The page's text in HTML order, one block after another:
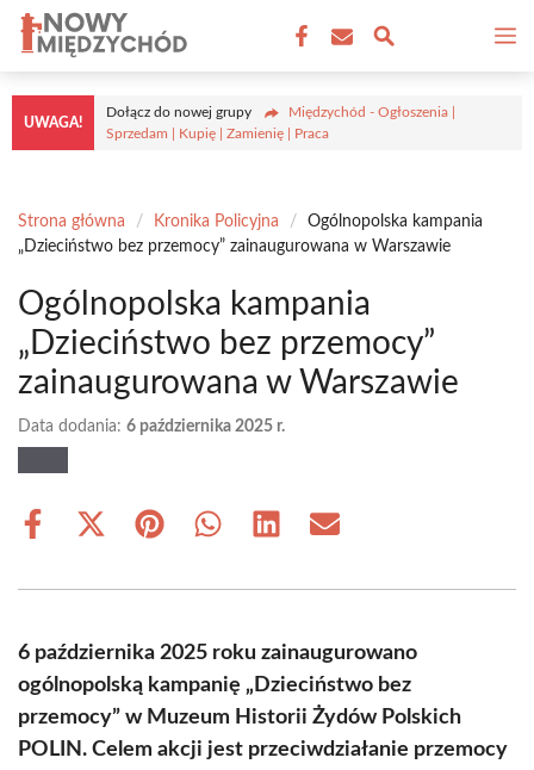
Przejdź
treści
UWAGA!
Dołącz do nowej grupy
Międzychód - Ogłoszenia |
Sprzedam | Kupię | Zamienię | Praca
Strona główna / Kronika Policyjna /
Ogólnopolska kampania
„Dzieciństwo bez przemocy” zainaugurowana w Warszawie
Ogólnopolska kampania
„Dzieciństwo bez przemocy”
zainaugurowana w Warszawie
Data dodania: 6 października 2025 r.
Share
Share
(Twitter)
Share Share Share Share
6 października 2025 roku zainaugurowano
ogólnopolską kampanię „Dzieciństwo bez
przemocy” w Muzeum Historii Żydów Polskich
POLIN. Celem akcji jest przeciwdziałanie przemocy